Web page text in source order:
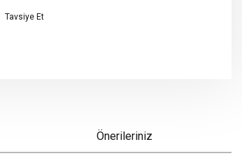
Tavsiye Et
Önerileriniz